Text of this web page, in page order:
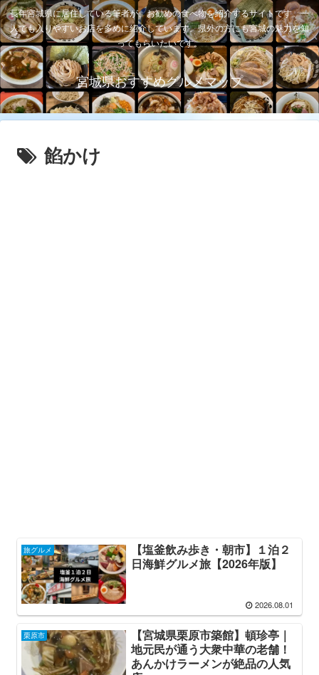
長年宮城県に居住している筆者が、お勧めの食べ物を紹介するサイトです。一
人でも入りやすいお店を多めに紹介しています。県外の方にも宮城の魅力を知
ってもらいたいです。
宮城県おすすめグルメマップ
餡かけ
旅グルメ
【塩釜飲み歩き・朝市】１泊２
日海鮮グルメ旅【2026年版】
2026.08.01
栗原市
【宮城県栗原市築館】頓珍亭｜
地元民が通う大衆中華の老舗！
あんかけラーメンが絶品の人気